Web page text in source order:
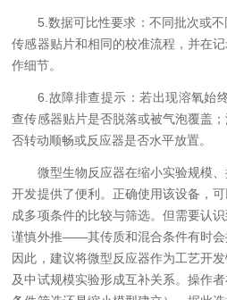
5.数据可比性要求：不同批次或不
传感器贴片和相同的校准流程，并在
作细节。
6.故障排查提示：若出现溶氧始
查传感器贴片是否脱落或被气泡覆盖
否转动顺畅或反应器是否水平放置。
微型生物反应器在缩小实验规模、
开发提供了便利。正确使用该设备，
成多项条件的比较与筛选。但需要认
谨慎外推——其传质和混合条件有时会
因此，建议将微型反应器作为工艺开
及中试规模实验形成互补关系。操作